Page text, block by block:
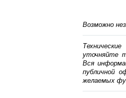
Возможно
уточняйте
Вся
публичной
желаемых